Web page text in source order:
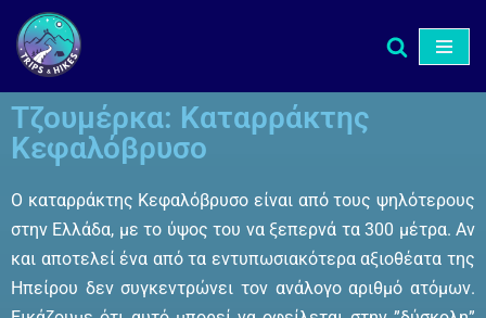
Μεταπηδήστε
στο
περιεχόμενο
Τζουμέρκα: Καταρράκτης
Κεφαλόβρυσο
Ο καταρράκτης Κεφαλόβρυσο είναι από τους ψηλότερους
στην Ελλάδα, με το ύψος του να ξεπερνά τα 300 μέτρα. Αν
και αποτελεί ένα από τα εντυπωσιακότερα αξιοθέατα της
Ηπείρου δεν συγκεντρώνει τον ανάλογο αριθμό ατόμων.